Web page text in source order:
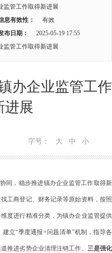
监管工作取得新进展
息有效性：
有效
布日期：
2025-05-19 17:55
监管工作取得新进展
办企业监管工作
进展
字号： 大 中 小
同，稳步推进镇办企业监管工作取得新
工商登记、财务记录等原始资料，按照
度进行精准分类 ，为镇办企业监管提供
建立“季度通报+问题清单”机制，指导各
推进劣势企业清理注销工作。 三是强化